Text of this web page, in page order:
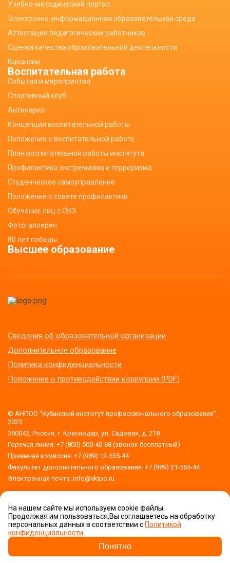
Учебно-методический портал
Электронно-информационная образовательная среда
Аттестация педагогических работников
Оценка качества образовательной деятельности
Вакансии
Воспитательная работа
События и мероприятия
Спортивный клуб
Антинарко
Концепция воспитательной работы
Положение о воспитательной работе
План воспитательной работы института
Профилактика экстремизма и терроризма
Студенческое самоуправление
Положение о совете профилактики
Обучение лиц с ОВЗ
Фотогаллерея
80 лет победы
Высшее образование
Сведения об образовательной организации
Дополнительное образование
Политика конфиденциальности
Положение о противодействии коррупции (PDF)
© АНПОО “Кубанский институт профессионального образования”,
2023
350042, Россия, г. Краснодар, ул. Садовая, д. 218
Горячая линия: +7 (800) 500-40-68 (звонок бесплатный)
Приемная комиссия: +7 (989) 12-555-44
Факультет дополнительного образования: +7 (989) 21-555-44
Электронная почта: info@vkipo.ru
Версия для слабовидящих
Сделано в Orange DM
На нашем сайте мы используем cookie файлы.
Продолжая им пользоваться,Вы соглашаетесь на обработку
персональных данных в соответствии с Политикой
конфиденциальности
Понятно
Приемная комиссия
Задать вопрос!
обработку
персональных данных